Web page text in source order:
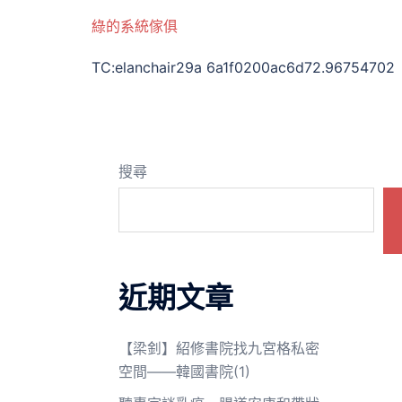
綠的系統傢俱
TC:elanchair29a 6a1f0200ac6d72.96754702
搜尋
近期文章
【梁釗】紹修書院找九宮格私密
空間——韓國書院(1)